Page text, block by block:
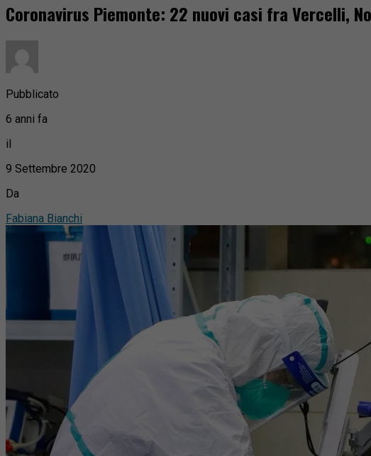
Coronavirus Piemonte: 22 nuovi casi fra Vercelli,
Pubblicato
6 anni fa
il
9 Settembre 2020
Da
Fabiana Bianchi